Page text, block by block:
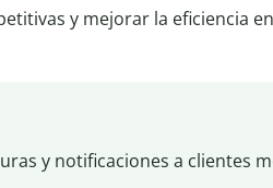
y mejorar la eficiencia
y notificaciones a clientes